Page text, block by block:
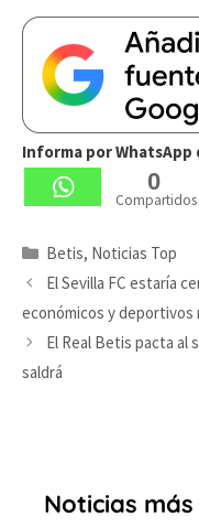
Informa por
0
Compartidos
Categorías
Betis, Noticias Top
El Sevilla FC estaría
económicos y deportivos
El Real Betis pacta al
saldrá
Noticias